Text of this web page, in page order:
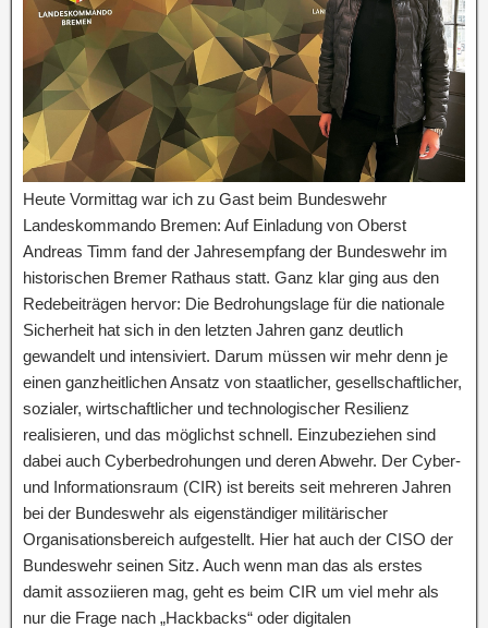
Heute Vormittag war ich zu Gast beim Bundeswehr
Landeskommando Bremen: Auf Einladung von Oberst
Andreas Timm fand der Jahresempfang der Bundeswehr im
historischen Bremer Rathaus statt. Ganz klar ging aus den
Redebeiträgen hervor: Die Bedrohungslage für die nationale
Sicherheit hat sich in den letzten Jahren ganz deutlich
gewandelt und intensiviert. Darum müssen wir mehr denn je
einen ganzheitlichen Ansatz von staatlicher, gesellschaftlicher,
sozialer, wirtschaftlicher und technologischer Resilienz
realisieren, und das möglichst schnell. Einzubeziehen sind
dabei auch Cyberbedrohungen und deren Abwehr. Der Cyber-
und Informationsraum (CIR) ist bereits seit mehreren Jahren
bei der Bundeswehr als eigenständiger militärischer
Organisationsbereich aufgestellt. Hier hat auch der CISO der
Bundeswehr seinen Sitz. Auch wenn man das als erstes
damit assoziieren mag, geht es beim CIR um viel mehr als
nur die Frage nach „Hackbacks“ oder digitalen